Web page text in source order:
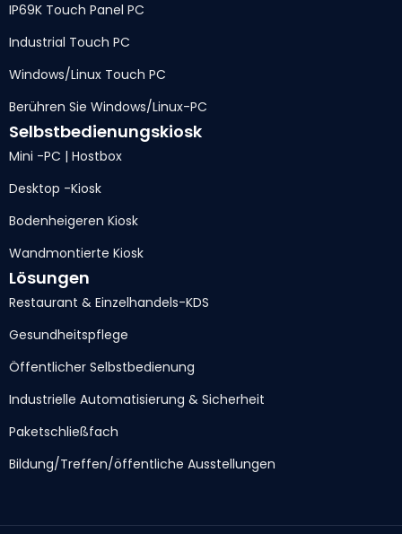
IP69K Touch Panel PC
Industrial Touch PC
Windows/Linux Touch PC
Berühren Sie Windows/Linux-PC
Selbstbedienungskiosk
Mini -PC | Hostbox
Desktop -Kiosk
Bodenheigeren Kiosk
Wandmontierte Kiosk
Lösungen
Restaurant & Einzelhandels-KDS
Gesundheitspflege
Öffentlicher Selbstbedienung
Industrielle Automatisierung & Sicherheit
Paketschließfach
Bildung/Treffen/öffentliche Ausstellungen